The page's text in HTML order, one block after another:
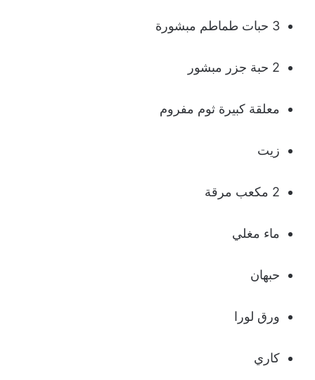
3 حبات طماطم مبشورة
2 حبة جزر مبشور
معلقة كبيرة ثوم مفروم
زيت
2 مكعب مرقة
ماء مغلي
حبهان
ورق لورا
كاري